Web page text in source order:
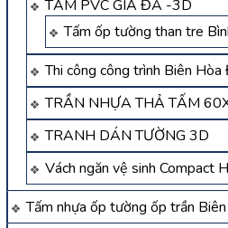
TẤM PVC GIẢ ĐÁ -3D
Tấm ốp tường than tre
Thi công công trình Biên
TRẦN NHỰA THẢ TẤM
TRANH DÁN TƯỜNG 3D
Vách ngăn vệ sinh Compact
Tấm nhựa ốp tường ốp trần